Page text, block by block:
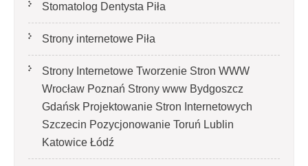
Stomatolog Dentysta Piła
Strony internetowe Piła
Strony Internetowe Tworzenie Stron WWW
Wrocław Poznań Strony www Bydgoszcz
Gdańsk Projektowanie Stron Internetowych
Szczecin Pozycjonowanie Toruń Lublin
Katowice Łódź